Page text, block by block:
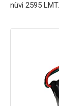
nüvi 2595 LMT.